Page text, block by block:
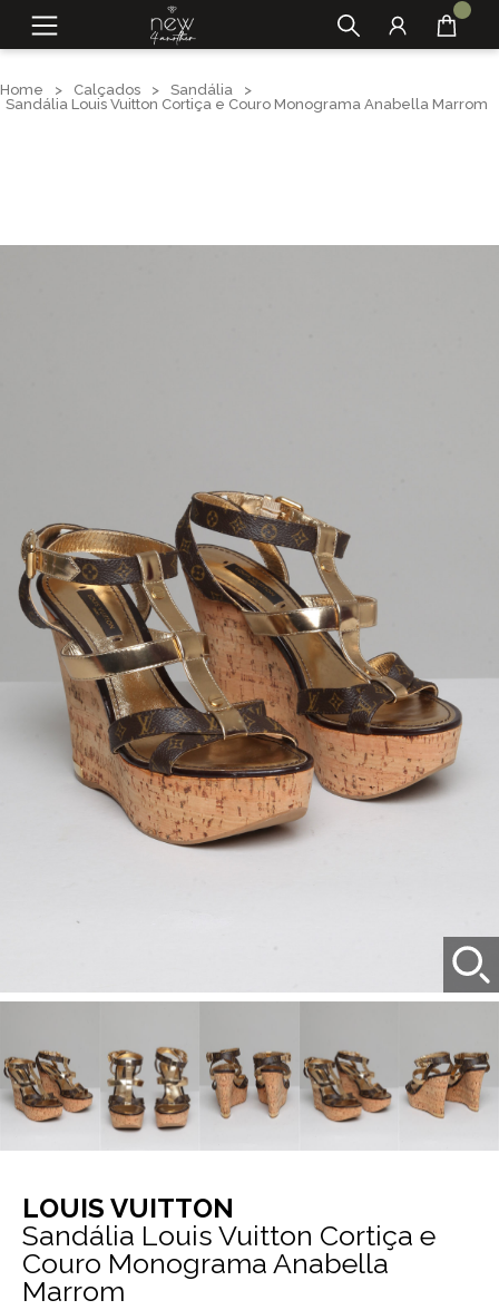
Home > Calçados > Sandália
>
Sandália Louis Vuitton Cortiça e Couro Monograma Anabella Marrom
LOUIS VUITTON
Sandália Louis Vuitton Cortiça e
Couro Monograma Anabella
Marrom